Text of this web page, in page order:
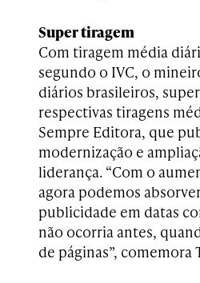
Super tiragem
Com tiragem média
segundo o IVC, o
diários brasileiros,
respectivas tiragens
Sempre Editora, que
modernização e
liderança. “Com o
agora podemos
publicidade em datas
não ocorria antes,
de páginas”,